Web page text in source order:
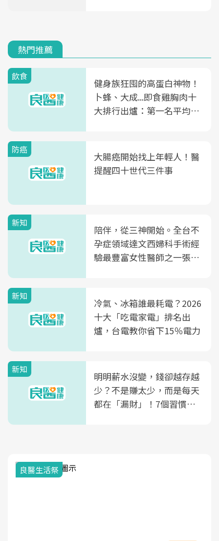
熱門推薦
飲食
健身族狂囤的高蛋白神物！
卜蜂、大成...即食雞胸肉十
大排行出爐：第一名平均一
防癌
大腸癌開始找上年輕人！醫
提醒四十世代三件事
新知
陪伴，從三神開始。全台不
孕症領域達文西婦科手術經
驗最豐富女性醫師之一張永
光田醫院建構360度女性健
康照護生態圈
新知
冷氣、冰箱誰最耗電？2026
十大「吃電家電」排名出
爐，台電教你省下15％電力
新知
明明薪水沒變，錢卻越存越
少？不是賺太少，而是每天
都在「漏財」！7個習慣一
良醫生活祭